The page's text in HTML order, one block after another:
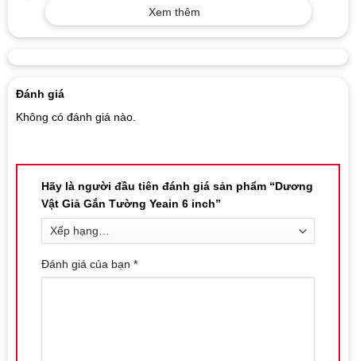
Xem thêm
Đánh giá
Không có đánh giá nào.
Hãy là người đầu tiên đánh giá sản phẩm “Dương
Vật Giả Gắn Tường Yeain 6 inch”
Đánh giá của bạn *